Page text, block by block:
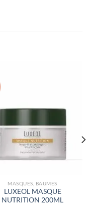
MASQUES, BAUMES
LUXEOL MASQUE
NUTRITION 200ML